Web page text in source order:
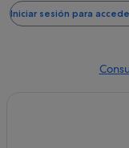
información
sobre
Iniciar sesión para